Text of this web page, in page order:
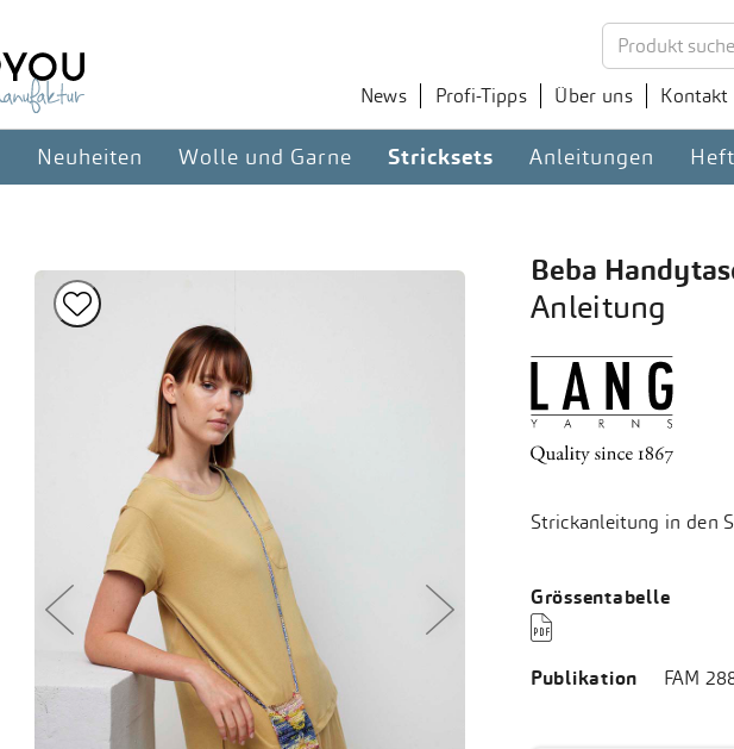
News Profi-Tipps Über uns Kontakt
Neuheiten Wolle und Garne Stricksets Anleitungen

Beba
Anleitung
Strickanleitung in den
Grössentabelle

Publikation FAM